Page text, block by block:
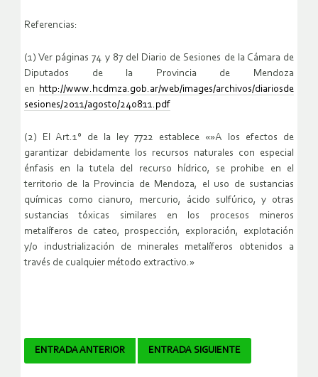
Referencias:
(1) Ver páginas 74 y 87 del Diario de Sesiones de la Cámara de
Diputados de la Provincia de Mendoza
en http://www.hcdmza.gob.ar/web/images/archivos/diariosde
sesiones/2011/agosto/240811.pdf
(2) El Art.1° de la ley 7722 establece «»A los efectos de
garantizar debidamente los recursos naturales con especial
énfasis en la tutela del recurso hídrico, se prohibe en el
territorio de la Provincia de Mendoza, el uso de sustancias
químicas como cianuro, mercurio, ácido sulfúrico, y otras
sustancias tóxicas similares en los procesos mineros
metalíferos de cateo, prospección, exploración, explotación
y/o industrialización de minerales metalíferos obtenidos a
través de cualquier método extractivo.»
Navegador
ENTRADA ANTERIOR ENTRADA SIGUIENTE